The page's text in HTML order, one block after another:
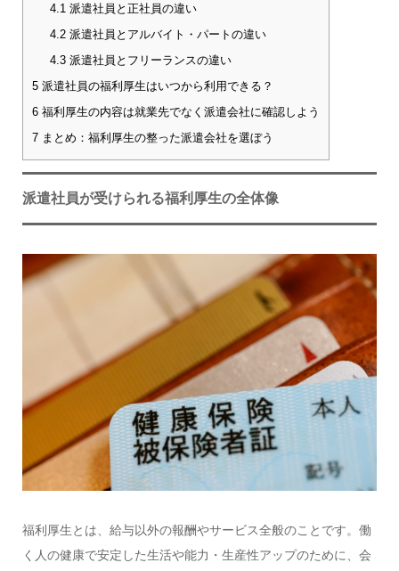
4.1 派遣社員と正社員の違い
4.2派遣社員とアルバイト・パートの違い
4.3派遣社員とフリーランスの違い
5派遣社員の福利厚生はいつから利用できる？
6福利厚生の内容は就業先でなく派遣会社に確認しよう
7まとめ：福利厚生の整った派遣会社を選ぼう
派遣社員が受けられる福利厚生の全体像
福利厚生とは、給与以外の報酬やサービス全般のことです。働
く人の健康で安定した生活や能力・生産性アップのために、会